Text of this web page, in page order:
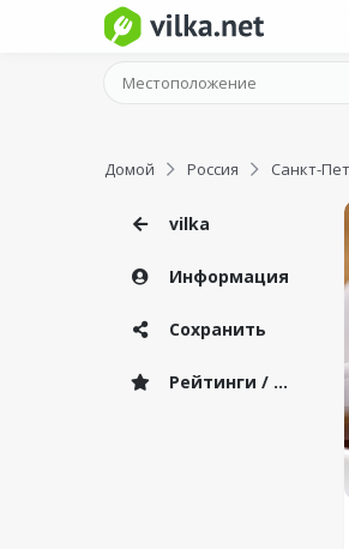
Домой Россия Санкт-
vilka
Информация
Сохранить
Рейтинги / Отзывы